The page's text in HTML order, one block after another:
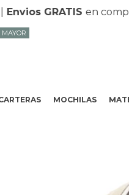
GRATISen compras
MOCHILAS